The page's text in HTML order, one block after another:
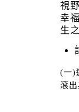
視
幸
生
(一)
滾